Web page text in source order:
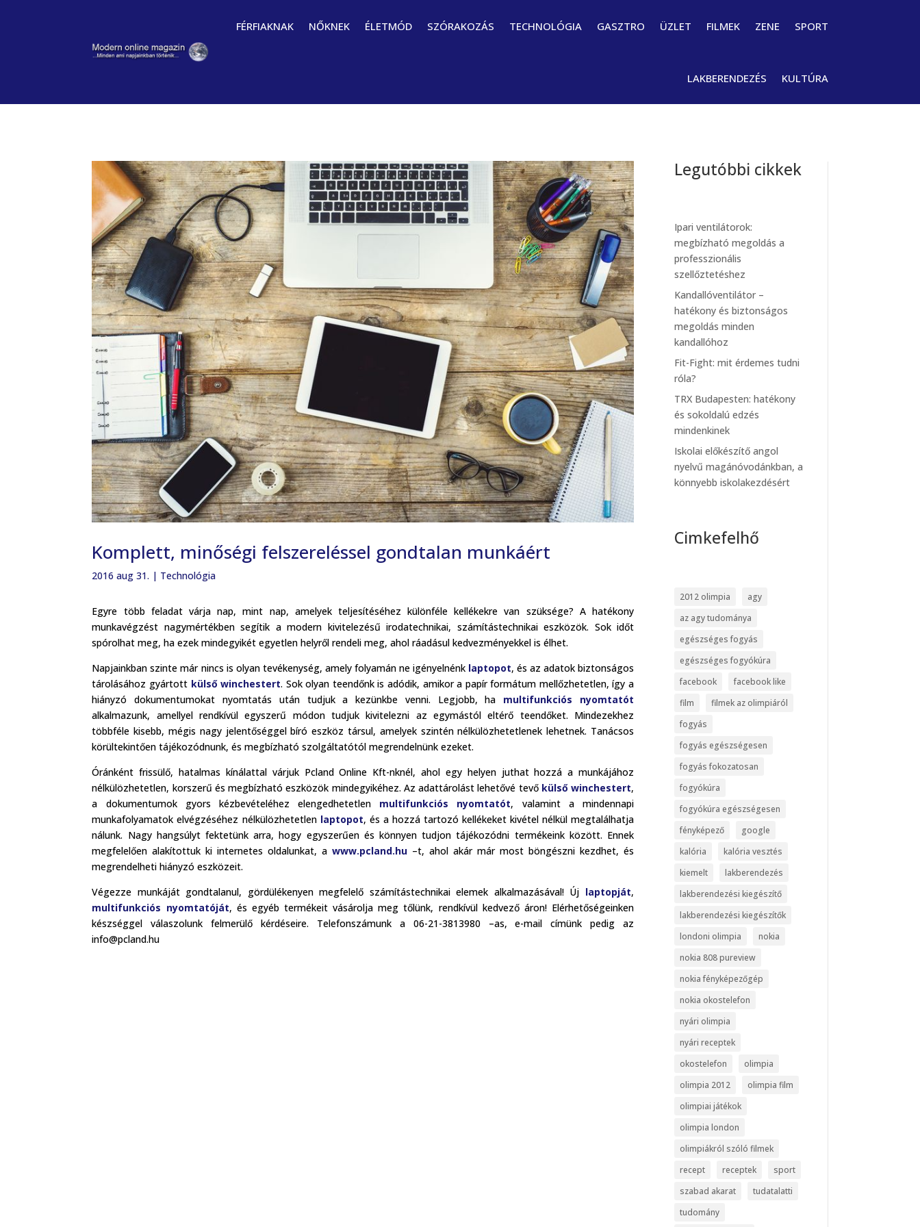
FÉRFIAKNAK NŐKNEK ÉLETMÓD SZÓRAKOZÁS TECHNOLÓGIA GASZTRO ÜZLET FILMEK ZENE SPORT
LAKBERENDEZÉS KULTÚRA
Komplett, minőségi felszereléssel gondtalan munkáért
2016 aug 31. | Technológia
Egyre több feladat várja nap, mint nap, amelyek teljesítéséhez különféle kellékekre van szüksége? A hatékony
munkavégzést nagymértékben segítik a modern kivitelezésű irodatechnikai, számítástechnikai eszközök. Sok időt
spórolhat meg, ha ezek mindegyikét egyetlen helyről rendeli meg, ahol ráadásul kedvezményekkel is élhet.
Napjainkban szinte már nincs is olyan tevékenység, amely folyamán ne igényelnénk laptopot, és az adatok biztonságos
tárolásához gyártott külső winchestert. Sok olyan teendőnk is adódik, amikor a papír formátum mellőzhetetlen, így a
hiányzó dokumentumokat nyomtatás után tudjuk a kezünkbe venni. Legjobb, ha multifunkciós nyomtatót
alkalmazunk, amellyel rendkívül egyszerű módon tudjuk kivitelezni az egymástól eltérő teendőket. Mindezekhez
többféle kisebb, mégis nagy jelentőséggel bíró eszköz társul, amelyek szintén nélkülözhetetlenek lehetnek. Tanácsos
körültekintően tájékozódnunk, és megbízható szolgáltatótól megrendelnünk ezeket.
Óránként frissülő, hatalmas kínálattal várjuk Pcland Online Kft-nknél, ahol egy helyen juthat hozzá a munkájához
nélkülözhetetlen, korszerű és megbízható eszközök mindegyikéhez. Az adattárolást lehetővé tevő külső winchestert,
a dokumentumok gyors kézbevételéhez elengedhetetlen multifunkciós nyomtatót, valamint a mindennapi
munkafolyamatok elvégzéséhez nélkülözhetetlen laptopot, és a hozzá tartozó kellékeket kivétel nélkül megtalálhatja
nálunk. Nagy hangsúlyt fektetünk arra, hogy egyszerűen és könnyen tudjon tájékozódni termékeink között. Ennek
megfelelően alakítottuk ki internetes oldalunkat, awww.pcland.hu –t, ahol akár már most böngészni kezdhet, és
megrendelheti hiányzó eszközeit.
Végezze munkáját gondtalanul, gördülékenyen megfelelő számítástechnikai elemek alkalmazásával! Új laptopját,
multifunkciós nyomtatóját, és egyéb termékeit vásárolja meg tőlünk, rendkívül kedvező áron! Elérhetőségeinken
készséggel válaszolunk felmerülő kérdéseire. Telefonszámunk a 06-21-3813980 –as, e-mail címünk pedig az
info@pcland.hu
Legutóbbi cikkek
Ipari ventilátorok:
megbízható megoldás a
professzionális
szellőztetéshez
Kandallóventilátor –
hatékony és biztonságos
megoldás minden
kandallóhoz
Fit-Fight: mit érdemes tudni
róla?
TRX Budapesten: hatékony
és sokoldalú edzés
mindenkinek
Iskolai előkészítő angol
nyelvű magánóvodánkban, a
könnyebb iskolakezdésért
Cimkefelhő
2012 olimpia
agy
az agy tudománya
egészséges fogyás
egészséges fogyókúra
facebook
facebook like
film
filmek az olimpiáról
fogyás
fogyás egészségesen
fogyás fokozatosan
fogyókúra
fogyókúra egészségesen
fényképező
google
kalória
kalória vesztés
kiemelt
lakberendezés
lakberendezési kiegészítő
lakberendezési kiegészítők
londoni olimpia
nokia
nokia 808 pureview
nokia fényképezőgép
nokia okostelefon
nyári olimpia
nyári receptek
okostelefon
olimpia
olimpia 2012
olimpia film
olimpiai játékok
olimpia london
olimpiákról szóló filmek
recept
receptek
sport
szabad akarat
tudatalatti
tudomány